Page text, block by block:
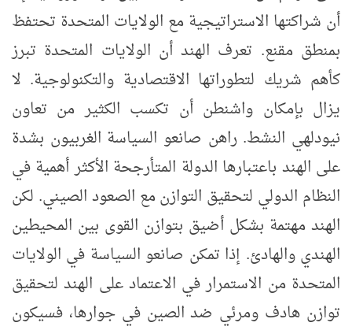
أن شراكتها الاستراتيجية مع الولايات المتحدة تحتفظ
بمنطق مقنع. تعرف الهند أن الولايات المتحدة تبرز
كأهم شريك لتطوراتها الاقتصادية والتكنولوجية. لا
يزال بإمكان واشنطن أن تكسب الكثير من تعاون
نيودلهي النشط. راهن صانعو السياسة الغربيون بشدة
على الهند باعتبارها الدولة المتأرجحة الأكثر أهمية في
النظام الدولي لتحقيق التوازن مع الصعود الصيني. لكن
الهند مهتمة بشكل أضيق بتوازن القوى بين المحيطين
الهندي والهادئ. إذا تمكن صانعو السياسة في الولايات
المتحدة من الاستمرار في الاعتماد على الهند لتحقيق
توازن هادف ومرئي ضد الصين في جوارها، فسيكون